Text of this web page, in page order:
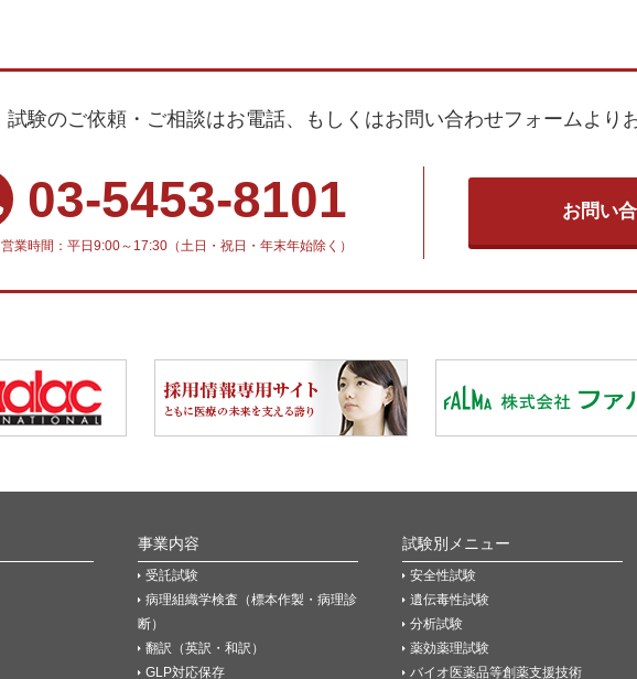
試験のご依頼・ご相談はお電話、もしくはお問い合わせフォームより
03-5453-8101
営業時間：平日9:00～17:30（土日・祝日・年末年始除く）
お問い
事業内容
受託試験
病理組織学検査（標本作製・病理診
断）
翻訳（英訳・和訳）
GLP対応保存
試験別メニュー
安全性試験
遺伝毒性試験
分析試験
薬効薬理試験
バイオ医薬品等創薬支援技術